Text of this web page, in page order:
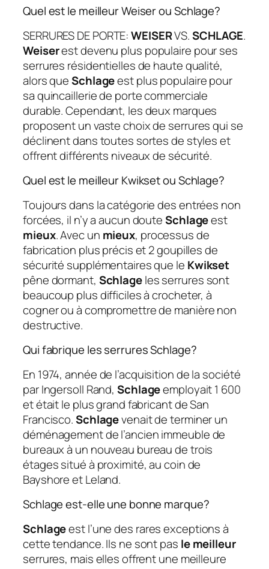
Quel est le meilleur Weiser ou Schlage?
SERRURES DE PORTE:WEISERVS.SCHLAGE.
Weiserest devenu plus populaire pour ses
serrures résidentielles de haute qualité,
alors queSchlageest plus populaire pour
sa quincaillerie de porte commerciale
durable. Cependant, les deux marques
proposent un vaste choix de serrures qui se
déclinent dans toutes sortes de styles et
offrent différents niveaux de sécurité.
Quel est le meilleur Kwikset ou Schlage?
Toujours dans la catégorie des entrées non
forcées, il n’y a aucun douteSchlageest
mieux. Avec un mieux, processus de
fabrication plus précis et 2 goupilles de
sécurité supplémentaires que le Kwikset
pêne dormant, Schlageles serrures sont
beaucoup plus difficiles à crocheter, à
cogner ou à compromettre de manière non
destructive.
Qui fabrique les serrures Schlage?
En 1974, année de l’acquisition de la société
par Ingersoll Rand, Schlageemployait 1 600
et était le plus grand fabricant de San
Francisco.Schlagevenait de terminer un
déménagement de l’ancien immeuble de
bureaux à un nouveau bureau de trois
étages situé à proximité, au coin de
Bayshore et Leland.
Schlage est-elle une bonne marque?
Schlageest l’une des rares exceptions à
cette tendance. Ils ne sont pas le meilleur
serrures, mais elles offrent une meilleure